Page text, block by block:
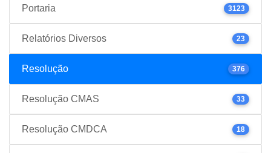
Portaria 3123
Relatórios Diversos 23
Resolução 376
Resolução CMAS 33
Resolução CMDCA 18